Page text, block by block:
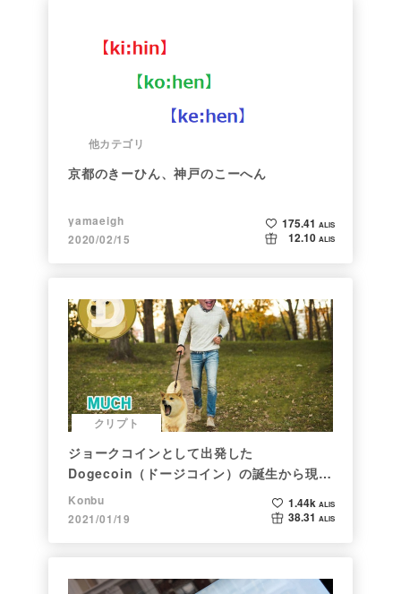
他カテゴリ
京都のきーひん、神戸のこーへん
yamaeigh
2020/02/15
175.41 ALIS
12.10 ALIS
クリプト
ジョークコインとして出発した
Dogecoin（ドージコイン）の誕生から現在
まで。注目される非証券性🐶
Konbu
2021/01/19
1.44k ALIS
38.31 ALIS